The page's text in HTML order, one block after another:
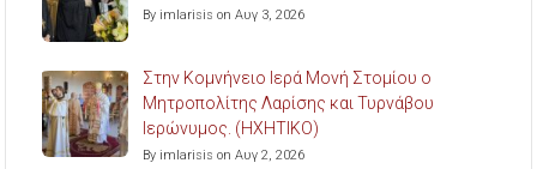
By imlarisis on Αυγ 3, 2026
Στην Κομνήνειο Ιερά Μονή Στομίου ο
Μητροπολίτης Λαρίσης και Τυρνάβου
Ιερώνυμος. (ΗΧΗΤΙΚΟ)
By imlarisis on Αυγ 2, 2026